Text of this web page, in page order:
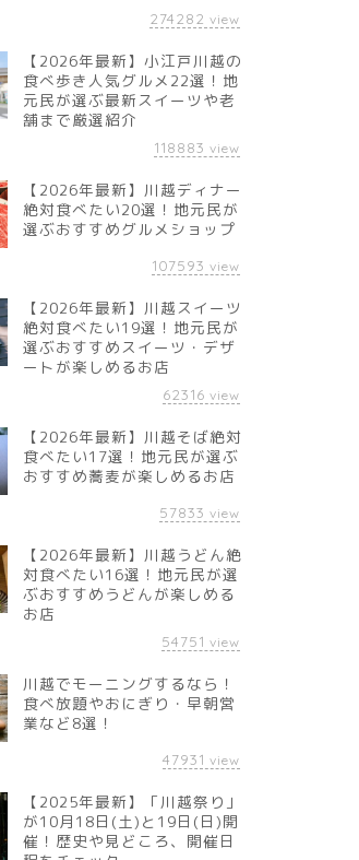
274282 view
【2026年最新】小江戸川越の
食べ歩き人気グルメ22選！地
元民が選ぶ最新スイーツや老
舗まで厳選紹介
118883 view
【2026年最新】川越ディナー
絶対食べたい20選！地元民が
選ぶおすすめグルメショップ
107593 view
【2026年最新】川越スイーツ
絶対食べたい19選！地元民が
選ぶおすすめスイーツ・デザ
ートが楽しめるお店
62316 view
【2026年最新】川越そば絶対
食べたい17選！地元民が選ぶ
おすすめ蕎麦が楽しめるお店
57833 view
【2026年最新】川越うどん絶
対食べたい16選！地元民が選
ぶおすすめうどんが楽しめる
お店
54751 view
川越でモーニングするなら！
食べ放題やおにぎり・早朝営
業など8選！
47931 view
【2025年最新】「川越祭り」
が10月18日(土)と19日(日)開
催！歴史や見どころ、開催日